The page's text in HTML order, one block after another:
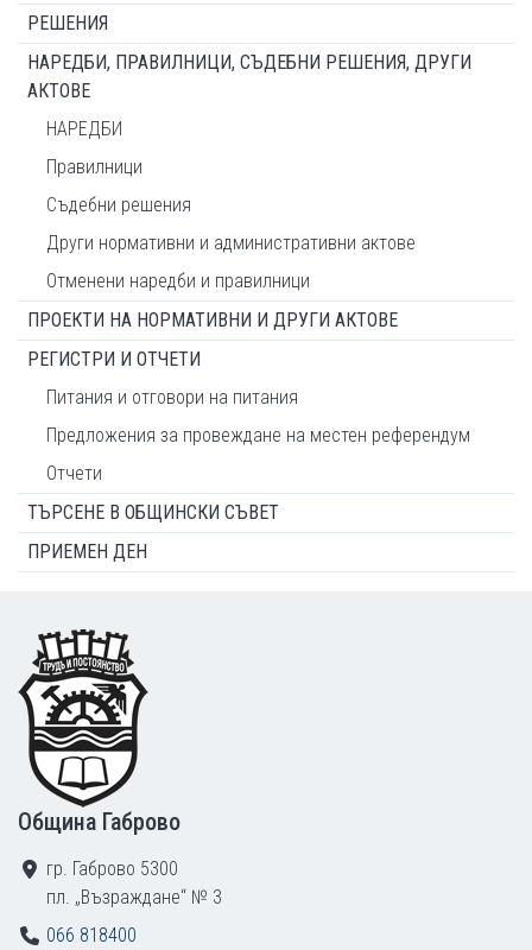
РЕШЕНИЯ
НАРЕДБИ, ПРАВИЛНИЦИ, СЪДЕБНИ РЕШЕНИЯ, ДРУГИ
АКТОВЕ
НАРЕДБИ
Правилници
Съдебни решения
Други нормативни и административни актове
Отменени наредби и правилници
ПРОЕКТИ НА НОРМАТИВНИ И ДРУГИ АКТОВЕ
РЕГИСТРИ И ОТЧЕТИ
Питания и отговори на питания
Предложения за провеждане на местен референдум
Отчети
ТЪРСЕНЕ В ОБЩИНСКИ СЪВЕТ
ПРИЕМЕН ДЕН
Footer
Община Габрово
гр. Габрово 5300
пл. „Възраждане“ № 3
066 818400